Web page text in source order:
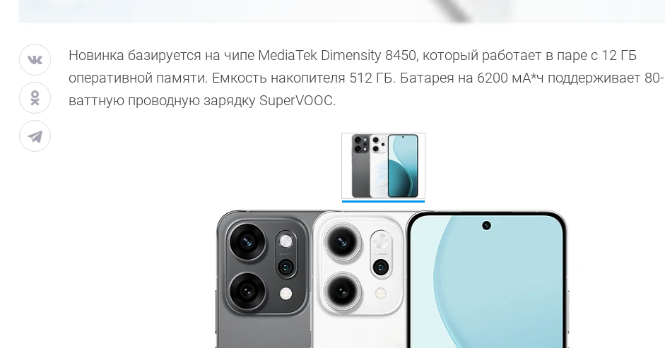
Новинка базируется на чипе MediaTek Dimensity 8450, который работает в паре с 12 ГБ
оперативной памяти. Емкость накопителя 512 ГБ. Батарея на 6200 мА*ч поддерживает 80-
ваттную проводную зарядку SuperVOOC.